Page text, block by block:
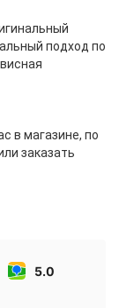
подход по
в магазине, по
заказать
5.0